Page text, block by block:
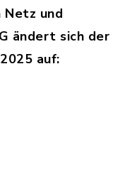
Netz und
ändert sich der
auf: